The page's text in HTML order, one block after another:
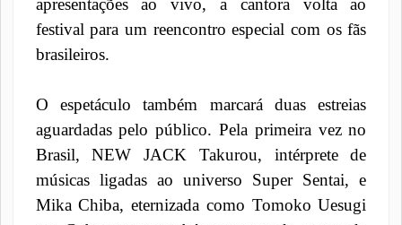
apresentações ao vivo, a cantora volta ao
festival para um reencontro especial com os fãs
brasileiros.
O espetáculo também marcará duas estreias
aguardadas pelo público. Pela primeira vez no
Brasil, NEW JACK Takurou, intérprete de
músicas ligadas ao universo Super Sentai, e
Mika Chiba, eternizada como Tomoko Uesugi